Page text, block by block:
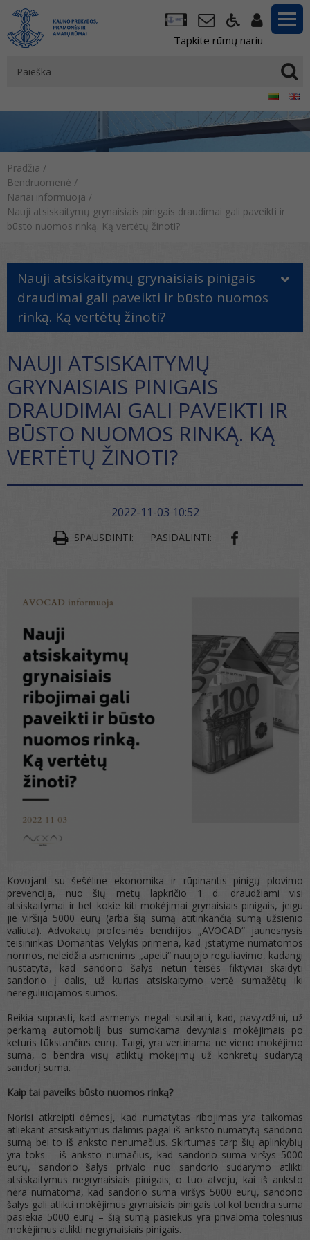
Tapkite rūmų nariu
Pradžia /
Bendruomenė /
Nariai informuoja /
Nauji atsiskaitymų grynaisiais pinigais draudimai gali paveikti ir
būsto nuomos rinką. Ką vertėtų žinoti?
Nauji atsiskaitymų grynaisiais pinigais
draudimai gali paveikti ir būsto nuomos
rinką. Ką vertėtų žinoti?
NAUJI ATSISKAITYMŲ
GRYNAISIAIS PINIGAIS
DRAUDIMAI GALI PAVEIKTI IR
BŪSTO NUOMOS RINKĄ. KĄ
VERTĖTŲ ŽINOTI?
2022-11-03 10:52
SPAUSDINTI: PASIDALINTI:
Kovojant su šešėline ekonomika ir rūpinantis pinigų plovimo
prevencija, nuo šių metų lapkričio 1 d. draudžiami visi
atsiskaitymai ir bet kokie kiti mokėjimai grynaisiais pinigais, jeigu
jie viršija 5000 eurų (arba šią sumą atitinkančią sumą užsienio
valiuta). Advokatų profesinės bendrijos „AVOCAD“ jaunesnysis
teisininkas Domantas Velykis primena, kad įstatyme numatomos
normos, neleidžia asmenims „apeiti“ naujojo reguliavimo, kadangi
nustatyta, kad sandorio šalys neturi teisės fiktyviai skaidyti
sandorio į dalis, už kurias atsiskaitymo vertė sumažėtų iki
nereguliuojamos sumos.
Reikia suprasti, kad asmenys negali susitarti, kad, pavyzdžiui, už
perkamą automobilį bus sumokama devyniais mokėjimais po
keturis tūkstančius eurų. Taigi, yra vertinama ne vieno mokėjimo
suma, o bendra visų atliktų mokėjimų už konkretų sudarytą
sandorį suma.
Kaip tai paveiks būsto nuomos rinką?
Norisi atkreipti dėmesį, kad numatytas ribojimas yra taikomas
atliekant atsiskaitymus dalimis pagal iš anksto numatytą sandorio
sumą bei to iš anksto nenumačius. Skirtumas tarp šių aplinkybių
yra toks – iš anksto numačius, kad sandorio suma viršys 5000
eurų, sandorio šalys privalo nuo sandorio sudarymo atlikti
atsiskaitymus negrynaisiais pinigais; o tuo atveju, kai iš anksto
nėra numatoma, kad sandorio suma viršys 5000 eurų, sandorio
šalys gali atlikti mokėjimus grynaisiais pinigais tol kol bendra suma
pasiekia 5000 eurų – šią sumą pasiekus yra privaloma tolesnius
mokėjimus atlikti negrynaisiais pinigais.